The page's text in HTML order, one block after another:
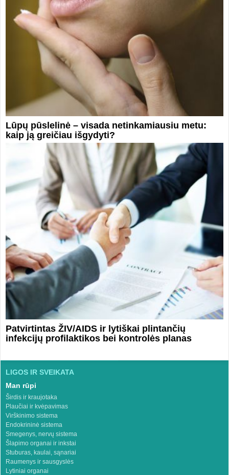
Lūpų pūslelinė – visada netinkamiausiu metu:
kaip ją greičiau išgydyti?
Patvirtintas ŽIV/AIDS ir lytiškai plintančių
infekcijų profilaktikos bei kontrolės planas
LIGOS IR SVEIKATA
Man rūpi
Širdis ir kraujotaka
Plaučiai ir kvėpavimas
Virškinimo sistema
Endokrininė sistema
Smegenys, nervų sistema
Šlapimo organai ir inkstai
Stuburas, kaulai, sąnariai
Raumenys ir sausgyslės
Lytiniai organai